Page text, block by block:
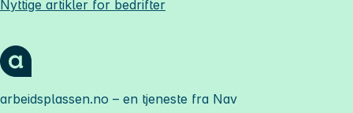
Nyttige artikler for bedrifter
arbeidsplassen.no – en tjeneste fra Nav